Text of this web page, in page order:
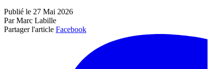
Publié le 27 Mai 2026
Par Marc Labille
Partager l'article Facebook